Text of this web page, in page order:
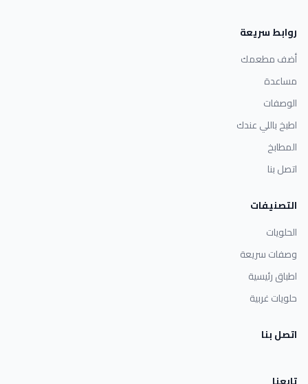
روابط سريعة
أضف مطعمك
مساعدة
الوصفات
اطبخ باللي عندك
المطابخ
اتصل بنا
التصنيفات
الحلويات
وصفات سريعة
اطباق رئيسية
حلويات غربية
اتصل بنا